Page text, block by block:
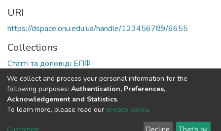
URI
https://dspace.onu.edu.ua/handle/123456789/6655
Collections
Статті та доповіді ЕПФ
Full item page
DSpace software copyright © 2009-2026
Cookie End User Send
We collect and process your personal information for the
following purposes: Authentication, Preferences,
Acknowledgement and Statistics.
To learn more, please read our privacy policy.